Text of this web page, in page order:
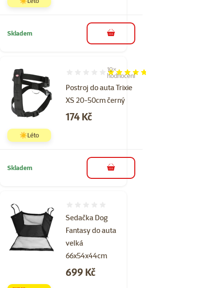
Skladem do košíku
Postroj do auta Trixie
XS 20-50cm černý
Hodnocení 94%, počet hodnocení: 10
10×
hodnocení
Cena
174 Kč
☀️Léto
Skladem do košíku
Sedačka Dog
Fantasy do auta
velká
66x54x44cm
Cena
699 Kč